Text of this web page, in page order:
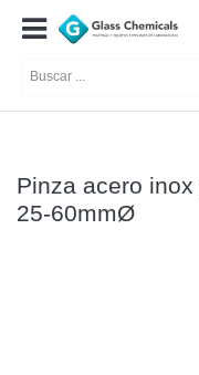
Pinza acero
25-60mmØ